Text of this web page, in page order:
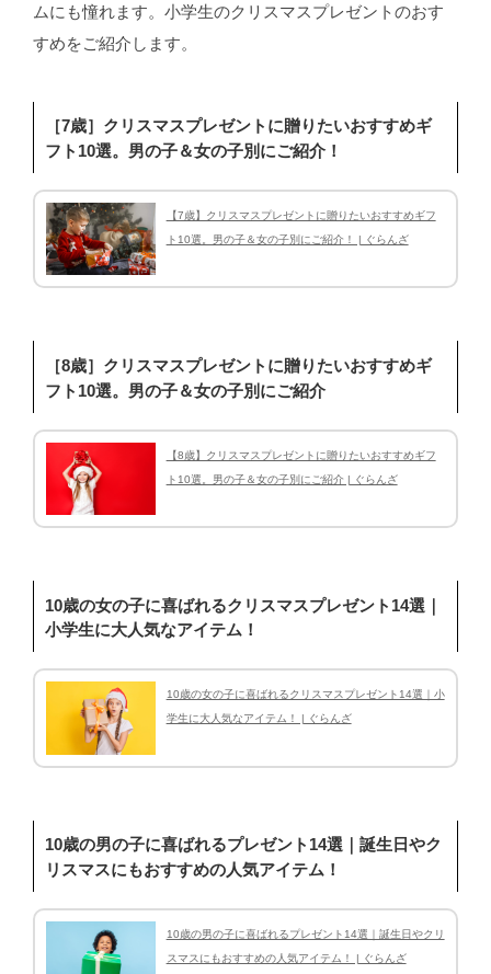
ムにも憧れます。小学生のクリスマスプレゼントのおす
すめをご紹介します。
［7歳］クリスマスプレゼントに贈りたいおすすめギ
フト10選。男の子＆女の子別にご紹介！
【7歳】クリスマスプレゼントに贈りたいおすすめギフ
ト10選。男の子＆女の子別にご紹介！ | ぐらんざ
［8歳］クリスマスプレゼントに贈りたいおすすめギ
フト10選。男の子＆女の子別にご紹介
【8歳】クリスマスプレゼントに贈りたいおすすめギフ
ト10選。男の子＆女の子別にご紹介 | ぐらんざ
10歳の女の子に喜ばれるクリスマスプレゼント14選｜
小学生に大人気なアイテム！
10歳の女の子に喜ばれるクリスマスプレゼント14選｜小
学生に大人気なアイテム！ | ぐらんざ
10歳の男の子に喜ばれるプレゼント14選｜誕生日やク
リスマスにもおすすめの人気アイテム！
10歳の男の子に喜ばれるプレゼント14選｜誕生日やクリ
スマスにもおすすめの人気アイテム！ | ぐらんざ